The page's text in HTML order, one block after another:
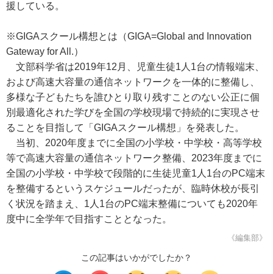
援している。
※GIGAスクール構想とは（GIGA=Global and Innovation
Gateway for All.）
文部科学省は2019年12月、児童生徒1人1台の情報端末、
および高速大容量の通信ネットワークを一体的に整備し、
多様な子どもたちを誰ひとり取り残すことのない公正に個
別最適化された学びを全国の学校現場で持続的に実現させ
ることを目指して「GIGAスクール構想」を発表した。
当初、2020年度までに全国の小学校・中学校・高等学校
等で高速大容量の通信ネットワーク整備、2023年度までに
全国の小学校・中学校で段階的に生徒児童1人1台のPC端末
を整備するというスケジュールだったが、臨時休校が長引
く状況を踏まえ、1人1台のPC端末整備についても2020年
度中に全学年で目指すこととなった。
《編集部》
この記事はいかがでしたか？